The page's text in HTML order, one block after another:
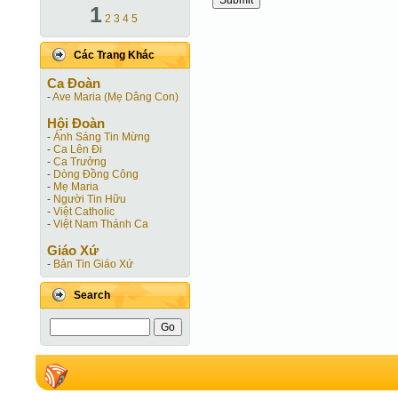
1 2 3 4 5
Các Trang Khác
Ca Ðoàn
-Ave Maria (Mẹ Dâng Con)
Hội Ðoàn
- Ánh Sáng Tin Mừng
- Ca Lên Đi
- Ca Trưởng
- Dòng Đồng Công
- Mẹ Maria
- Người Tin Hữu
- Việt Catholic
- Việt Nam Thánh Ca
Giáo Xứ
- Bản Tin Giáo Xứ
Search